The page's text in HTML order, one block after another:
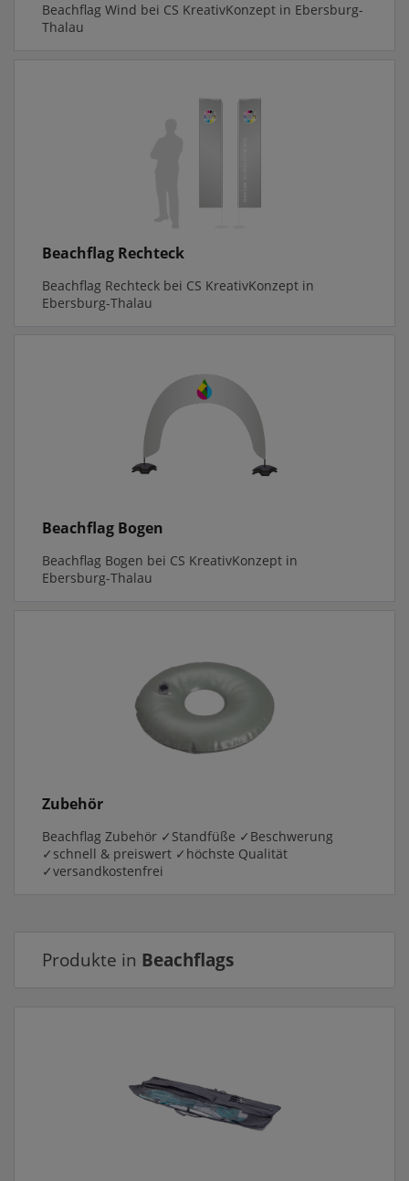
Beachflag Wind bei CS KreativKonzept in Ebersburg-
Thalau
Beachflag Rechteck
Beachflag Rechteck bei CS KreativKonzept in
Ebersburg-Thalau
Beachflag Bogen
Beachflag Bogen bei CS KreativKonzept in
Ebersburg-Thalau
Zubehör
Beachflag Zubehör ✓Standfüße ✓Beschwerung
✓schnell & preiswert ✓höchste Qualität
✓versandkostenfrei
Produkte in Beachflags